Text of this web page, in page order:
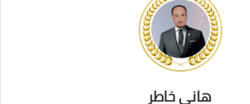
هانى خاطر